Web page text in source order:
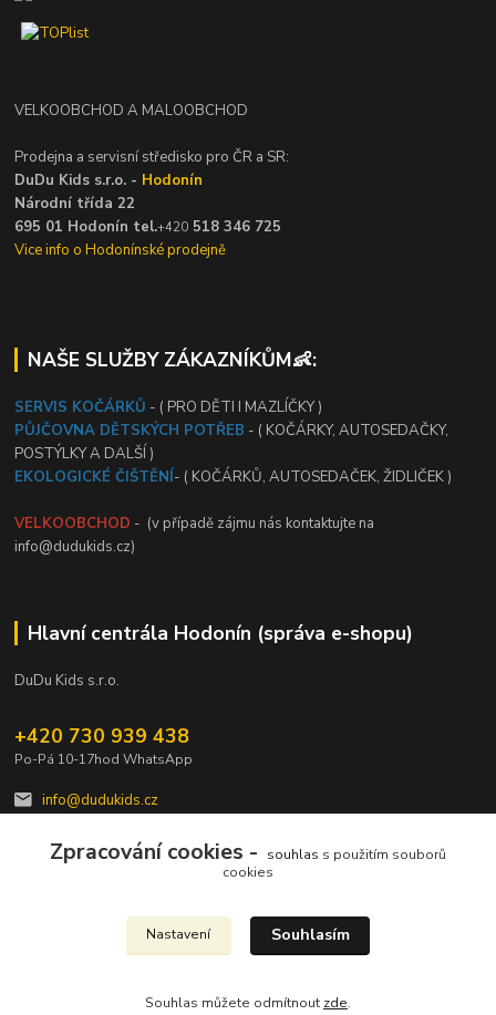
VELKOOBCHOD A MALOOBCHOD
Prodejna a servisní středisko pro ČR a SR:
DuDu Kids s.r.o. - Hodonín
Národní třída 22
695 01 Hodonín tel.+420 518 346 725
Vice info o Hodonínské prodejně
NAŠE SLUŽBY ZÁKAZNÍKŮM👶:
SERVIS KOČÁRKŮ - ( PRO DĚTI I MAZLÍČKY )
PŮJČOVNA DĚTSKÝCH POTŘEB - ( KOČÁRKY, AUTOSEDAČKY,
POSTÝLKY A DALŠÍ )
EKOLOGICKÉ ČIŠTĚNÍ- ( KOČÁRKŮ, AUTOSEDAČEK, ŽIDLIČEK )
VELKOOBCHOD - (v případě zájmu nás kontaktujte na
info@dudukids.cz)
Hlavní centrála Hodonín (správa e-shopu)
DuDu Kids s.r.o.
+420 730 939 438
Po-Pá 10-17hod WhatsApp
info@dudukids.cz
Upravit sběr cookies.
Zpracování cookies - souhlas s použitím souborů
cookies
Nastavení Souhlasím
Souhlas můžete odmítnout zde.